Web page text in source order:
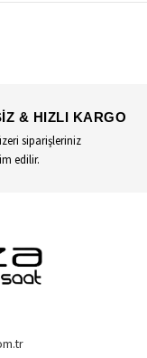
& HIZLI KARGO
siparişleriniz
edilir.